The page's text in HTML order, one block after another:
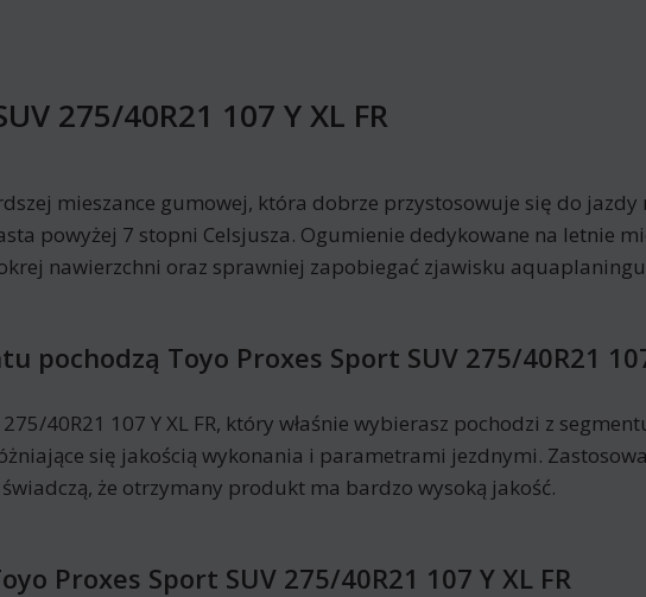
275/40R21 107 Y XL FR
mieszance gumowej, która dobrze przystosowuje się do
powyżej 7 stopni Celsjusza. Ogumienie dedykowane na letnie
nawierzchni oraz sprawniej zapobiegać zjawisku
pochodzą Toyo Proxes Sport SUV 275/40R21
40R21 107 Y XL FR, który właśnie wybierasz pochodzi z
się jakością wykonania i parametrami jezdnymi.
że otrzymany produkt ma bardzo wysoką jakość.
Proxes Sport SUV 275/40R21 107 Y XL FR